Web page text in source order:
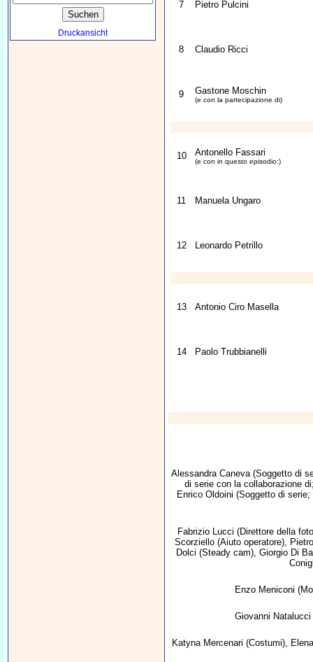
Druckansicht
7 Pietro Pulcini
8 Claudio Ricci
9 Gastone Moschin
(e con la partecipazione di)
10 Antonello Fassari
(e con in questo episodio:)
11 Manuela Ungaro
12 Leonardo Petrillo
13 Antonio Ciro Masella
14 Paolo Trubbianelli
Alessandra Caneva(Soggetto di
di serie con la collaborazione
Enrico Oldoini (Soggetto di
Fabrizio Lucci (Direttore della
Scorziello(Aiuto operatore),
Dolci (Steady cam), Giorgio Di
Enzo Meniconi
Giovanni Natalucci
Katyna Mercenari (Costumi),